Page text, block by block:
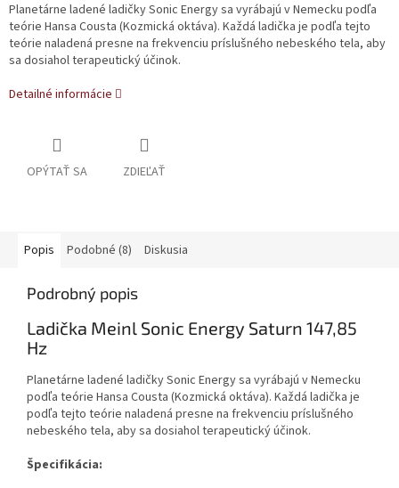
Planetárne ladené ladičky Sonic Energy sa vyrábajú v Nemecku podľa
teórie Hansa Cousta (Kozmická oktáva). Každá ladička je podľa tejto
teórie naladená presne na frekvenciu príslušného nebeského tela, aby
sa dosiahol terapeutický účinok.
Detailné informácie
OPÝTAŤ SA ZDIEĽAŤ
Popis Podobné (8) Diskusia
Podrobný popis
Ladička Meinl Sonic Energy Saturn 147,85
Hz
Planetárne ladené ladičky Sonic Energy sa vyrábajú v Nemecku
podľa teórie Hansa Cousta (Kozmická oktáva). Každá ladička je
podľa tejto teórie naladená presne na frekvenciu príslušného
nebeského tela, aby sa dosiahol terapeutický účinok.
Špecifikácia: